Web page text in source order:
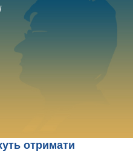
отримати